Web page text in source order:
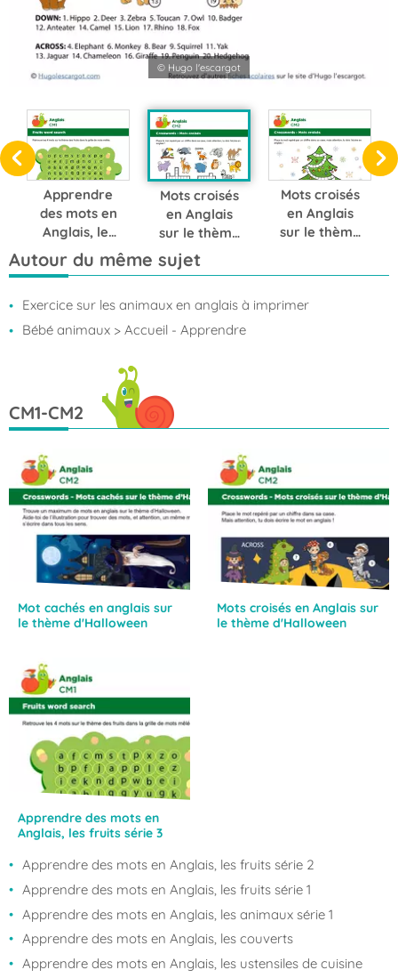
© Hugo l'escargot
Apprendre
des mots en
Anglais, les
fruits série 1
Mots croisés
en Anglais
sur le thème
des animaux
sauvages
Mots croisés
en Anglais
sur le thème
Autour du même sujet
Exercice sur les animaux en anglais à imprimer
Bébé animaux > Accueil - Apprendre
CM1-CM2
Mot cachés en anglais sur
le thème d'Halloween
Mots croisés en Anglais sur
le thème d'Halloween
Apprendre des mots en
Anglais, les fruits série 3
Apprendre des mots en Anglais, les fruits série 2
Apprendre des mots en Anglais, les fruits série 1
Apprendre des mots en Anglais, les animaux série 1
Apprendre des mots en Anglais, les couverts
Apprendre des mots en Anglais, les ustensiles de cuisine